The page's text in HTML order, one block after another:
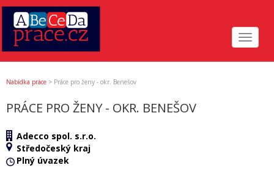
Toggle
Nabídka práce > Práce pro ženy - okr. Benešov
PRÁCE PRO ŽENY - OKR. BENEŠOV
Adecco spol. s.r.o.
Středočeský kraj
Plný úvazek